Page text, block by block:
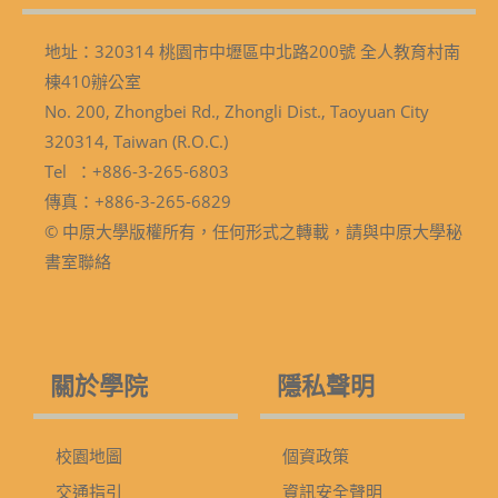
地址：320314 桃園市中壢區中北路200號 全人教育村南
棟410辦公室
No. 200, Zhongbei Rd., Zhongli Dist., Taoyuan City
320314, Taiwan (R.O.C.)
Tel ：+886-3-265-6803
傳真：+886-3-265-6829
© 中原大學版權所有，任何形式之轉載，請與中原大學秘
書室聯絡
關於學院
校園地圖
交通指引
隱私聲明
個資政策
資訊安全聲明